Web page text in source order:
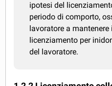
ipotesi del
periodo di comporto,
lavoratore a
licenziamento per
del lavoratore.